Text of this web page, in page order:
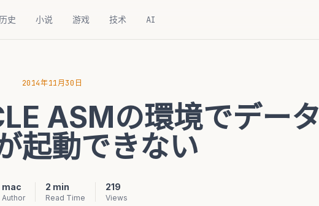
历史 小说 游戏 技术 AI
2014年11月30日
ASMの環境でデータ
起動できない
mac
Author
2 min
Read Time
219
Views